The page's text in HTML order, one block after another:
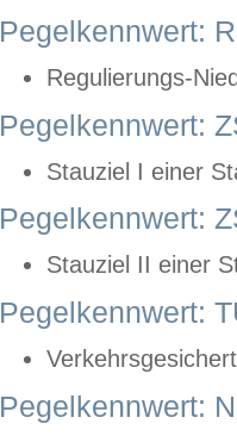
Pegelkennwert:
Regulierungs-
Pegelkennwert:
Stauziel I einer
Pegelkennwert:
Stauziel II einer
Pegelkennwert:
Pegelkennwert: